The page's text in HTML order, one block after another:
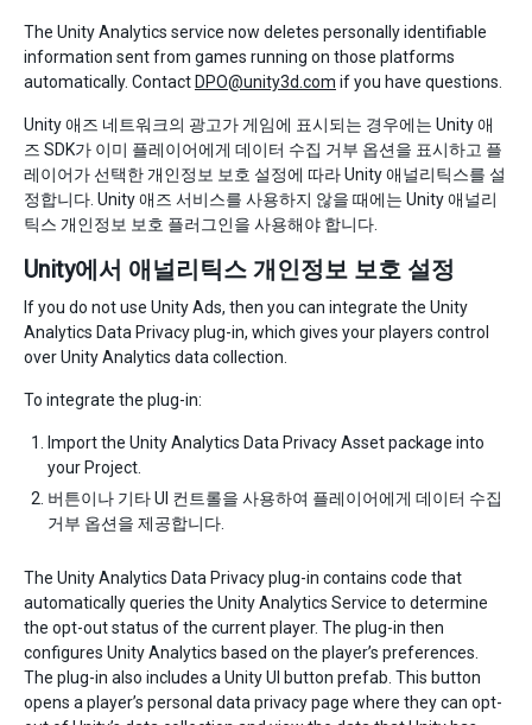
The Unity Analytics service now deletes personally identifiable
information sent from games running on those platforms
automatically. Contact DPO@unity3d.com if you have questions.
Unity 애즈 네트워크의 광고가 게임에 표시되는 경우에는 Unity 애
즈 SDK가 이미 플레이어에게 데이터 수집 거부 옵션을 표시하고 플
레이어가 선택한 개인정보 보호 설정에 따라 Unity 애널리틱스를 설
정합니다. Unity 애즈 서비스를 사용하지 않을 때에는 Unity 애널리
틱스 개인정보 보호 플러그인을 사용해야 합니다.
Unity에서 애널리틱스 개인정보 보호 설정
If you do not use Unity Ads, then you can integrate the Unity
Analytics Data Privacy plug-in, which gives your players control
over Unity Analytics data collection.
To integrate the plug-in:
Import the Unity Analytics Data Privacy Asset package into
your Project.
버튼이나 기타 UI 컨트롤을 사용하여 플레이어에게 데이터 수집
거부 옵션을 제공합니다.
The Unity Analytics Data Privacy plug-in contains code that
automatically queries the Unity Analytics Service to determine
the opt-out status of the current player. The plug-in then
configures Unity Analytics based on the player’s preferences.
The plug-in also includes a Unity UI button prefab. This button
opens a player’s personal data privacy page where they can opt-